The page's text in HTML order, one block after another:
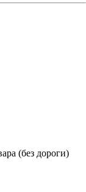
(без дороги)